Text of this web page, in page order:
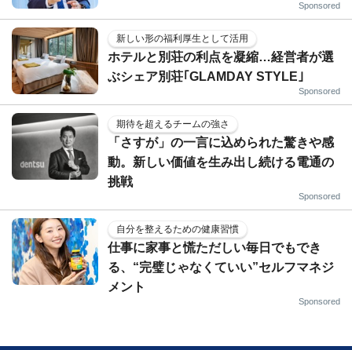
Sponsored
新しい形の福利厚生として活用
ホテルと別荘の利点を凝縮…経営者が選
ぶシェア別荘｢GLAMDAY STYLE｣
Sponsored
期待を超えるチームの強さ
「さすが」の一言に込められた驚きや感
動。新しい価値を生み出し続ける電通の
挑戦
Sponsored
自分を整えるための健康習慣
仕事に家事と慌ただしい毎日でもでき
る、“完璧じゃなくていい”セルフマネジ
メント
Sponsored